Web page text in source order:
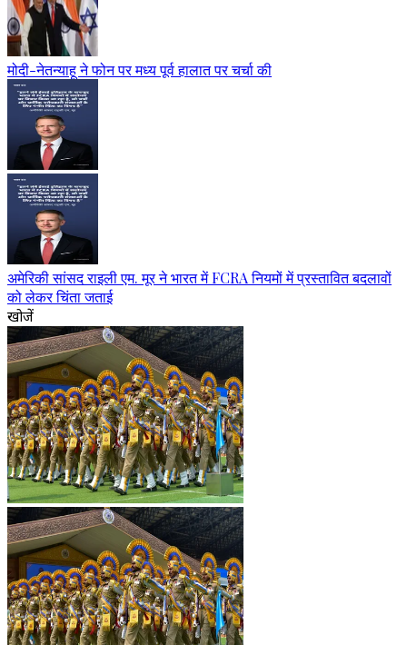
मोदी-नेतन्याहू ने फोन पर मध्य पूर्व हालात पर चर्चा की
अमेरिकी सांसद राइली एम. मूर ने भारत में FCRA नियमों में प्रस्तावित बदलावों
को लेकर चिंता जताई
खोजें